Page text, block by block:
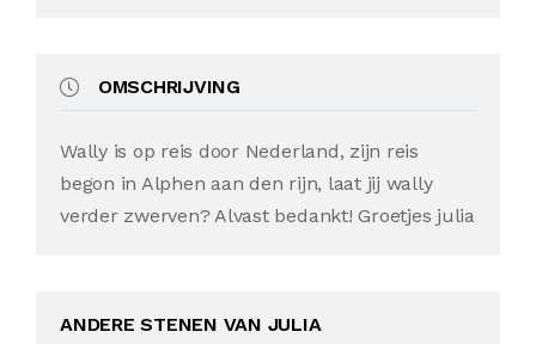
OMSCHRIJVING
Wally is op reis door Nederland, zijn reis
begon in Alphen aan den rijn, laat jij wally
verder zwerven? Alvast bedankt! Groetjes julia
ANDERE STENEN VAN JULIA